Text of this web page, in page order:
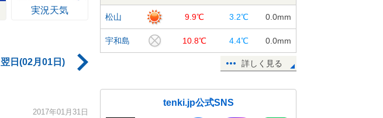
実況天気
翌日(02月01日)
2017年01月31日
松山 9.9℃ 3.2℃ 0.0mm
宇和島 10.8℃ 4.4℃ 0.0mm
詳しく見る
tenki.jp公式SNS